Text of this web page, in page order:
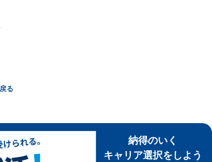
ての基本動
面接日程メ
る
納得のいく
キャリア選択をしよう